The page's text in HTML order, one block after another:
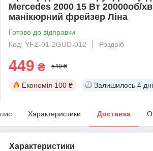
Mercedes 2000 15 Вт 20000об/хв
манікюрний фрейзер Ліна
Готово до відправки
Код: YFZ-01-2GUD-012
Роздріб
449 ₴ 549 ₴
Економія 100 ₴ Залишилось 4 дні
Характеристики Доставка
Характеристики